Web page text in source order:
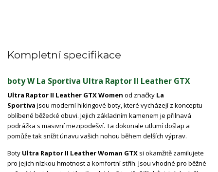
Kompletní specifikace
boty W La Sportiva Ultra Raptor II Leather GTX
Ultra Raptor II Leather GTX Women od značky La
Sportiva jsou moderní hikingové boty, které vycházejí z konceptu
oblíbené běžecké obuvi. Jejich základním kamenem je přilnavá
podrážka s masivní mezipodešví. Ta dokonale utlumí došlap a
pomůže tak snížit únavu vašich nohou během delších výprav.
Boty Ultra Raptor II Leather Woman GTX si okamžitě zamilujete
pro jejich nízkou hmotnost a komfortní střih. Jsou vhodné pro běžné